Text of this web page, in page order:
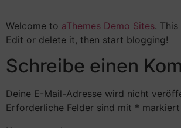
Welcome to aThemes Demo Sites.
Edit or delete it, then start blogging!
Schreibe einen
Deine E-Mail-Adresse wird nicht
Erforderliche Felder sind mit * markiert